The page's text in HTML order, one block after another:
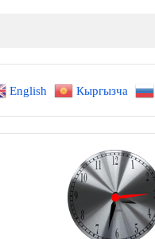
English Кыргызча